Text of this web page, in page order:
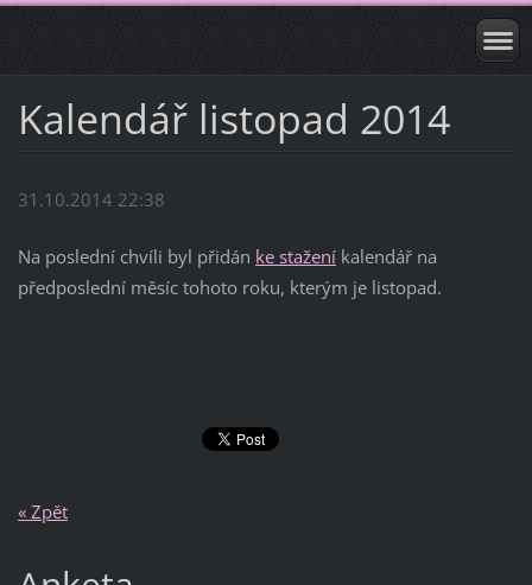
Kalendář listopad 2014
31.10.2014 22:38
Na poslední chvíli byl přidán ke staženíkalendář na
předposlední měsíc tohoto roku, kterým je listopad.
« Zpět